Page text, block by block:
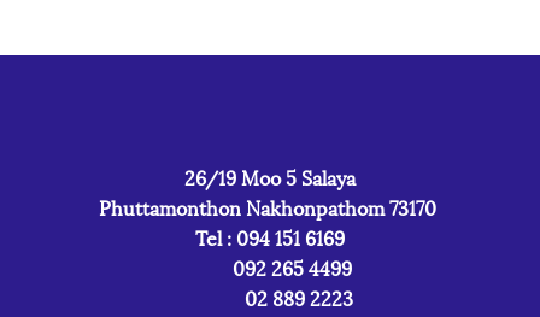
26/19 Moo 5 Salaya
Phuttamonthon Nakhonpathom 73170
Tel : 094 151 6169
092 265 4499
02 889 2223